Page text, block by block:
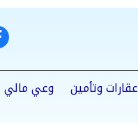
عقارات وتأمين وعي مالي